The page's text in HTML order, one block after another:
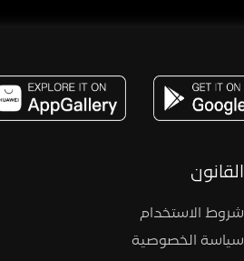
القانون
شروط الاستخدام
سياسة الخصوصية